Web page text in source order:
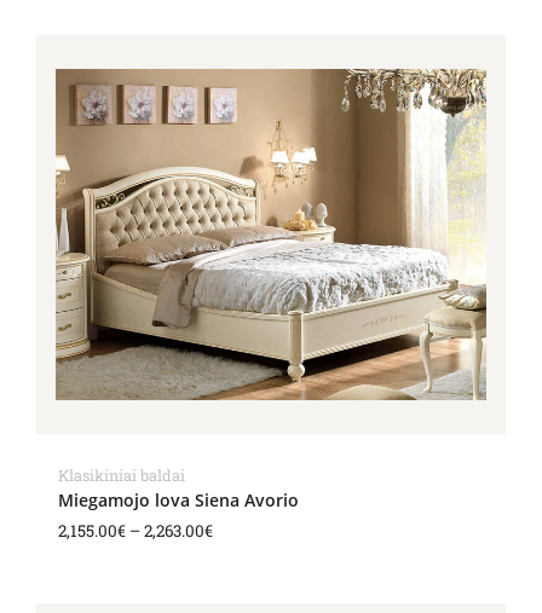
Klasikiniai baldai
Miegamojo lova Siena Avorio
2,155.00€ –2,263.00€
2,155.00€
through
2,263.00€